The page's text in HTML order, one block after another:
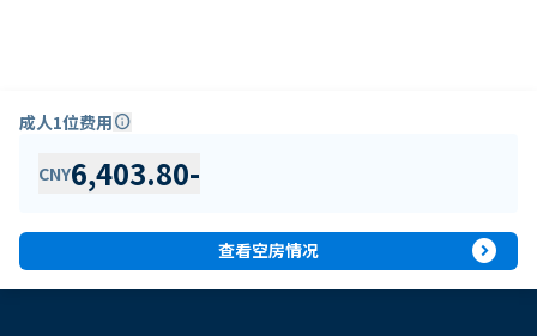
成人1位费用info
CNY6,403.80-
查看空房情况 expand_circle_right